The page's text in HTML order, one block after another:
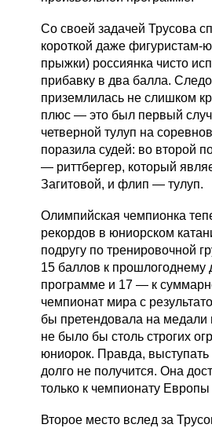
Со своей задачей Трусова
короткой даже фигуристам-
прыжки) россиянка чисто
прибавку в два балла.
приземлилась не слишком
плюс — это был первый
четверной тулуп на
поразила судей: во второй
— риттбергер, который
Загитовой, и флип — тулуп.
Олимпийская чемпионка
рекордов в юниорском
подругу по тренировочной
15 баллов к прошлогоднему
программе и 17 — к
чемпионат мира с
бы претендовала на медали
не было бы столь строгих
юниорок. Правда,
долго не получится. Она
только к чемпионату Европы
Второе место вслед за